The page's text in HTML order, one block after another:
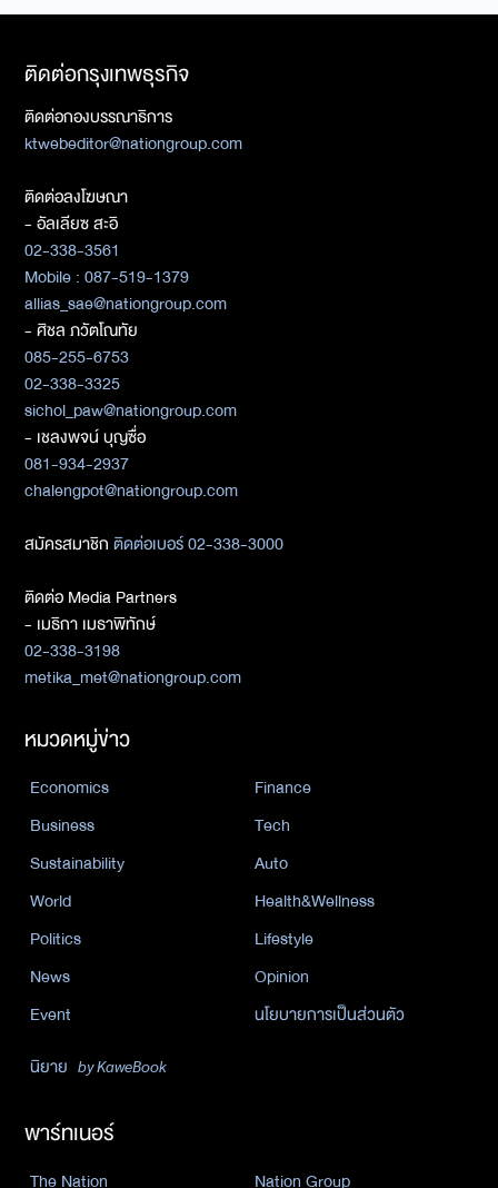
ติดต่อกรุงเทพธุรกิจ
ติดต่อกองบรรณาธิการ
ktwebeditor@nationgroup.com
ติดต่อลงโฆษณา
- อัลเลียซ สะอิ
02-338-3561
Mobile : 087-519-1379
allias_sae@nationgroup.com
- ศิชล ภวัตโณทัย
085-255-6753
02-338-3325
sichol_paw@nationgroup.com
- เชลงพจน์ บุญซื่อ
081-934-2937
chalengpot@nationgroup.com
สมัครสมาชิกติดต่อเบอร์ 02-338-3000
ติดต่อ Media Partners
- เมธิกา เมธาพิทักษ์
02-338-3198
metika_met@nationgroup.com
หมวดหมู่ข่าว
Economics
Finance
Business
Tech
Sustainability
Auto
World
Health&Wellness
Politics
Lifestyle
News
Opinion
Event
นโยบายการเป็นส่วนตัว
นิยาย by KaweBook
พาร์ทเนอร์
The Nation Nation Group